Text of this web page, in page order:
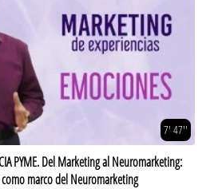
7' 47''
PYME. Del Marketing al Neuromarketing:
marco del Neuromarketing